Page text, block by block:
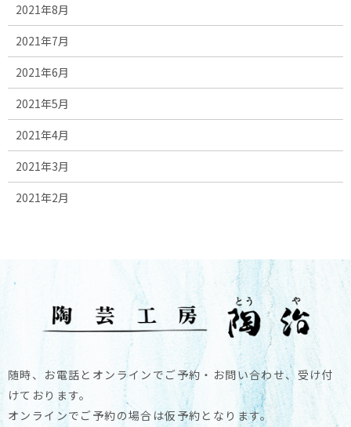
2021年8月
2021年7月
2021年6月
2021年5月
2021年4月
2021年3月
2021年2月
随時、お電話とオンラインでご予約・お問い合わせ、受け付
けております。
オンラインでご予約の場合は仮予約となります。